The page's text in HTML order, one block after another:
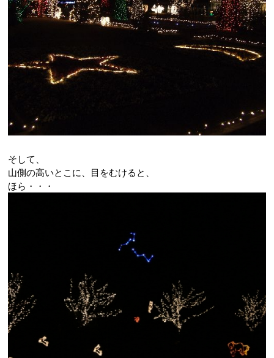
そして、
山側の高いとこに、目をむけると、
ほら・・・